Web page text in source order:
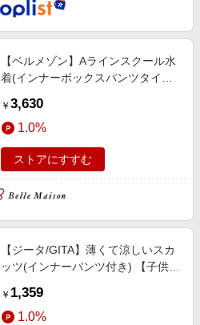
【ベルメゾン】Aラインスクール水
着(インナーボックスパンツタイプ)
￥ 3,630
1.0%
ストアにすすむ
【ジータ/GITA】薄くて涼しいスカ
ッツ(インナーパンツ付き) 【子供
￥ 1,359
1.0%